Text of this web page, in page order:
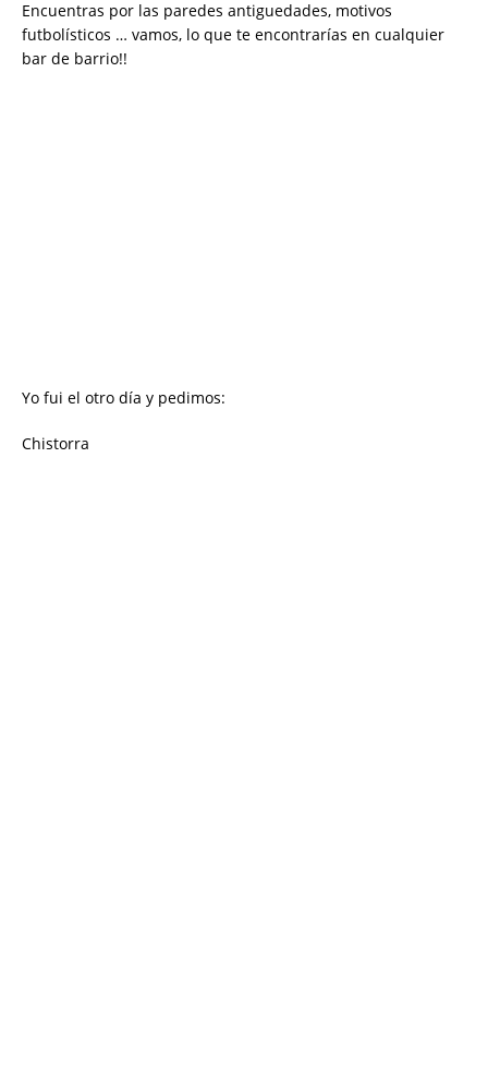
Encuentras por las paredes antiguedades, motivos
futbolísticos … vamos, lo que te encontrarías en cualquier
bar de barrio!!
Yo fui el otro día y pedimos:
Chistorra